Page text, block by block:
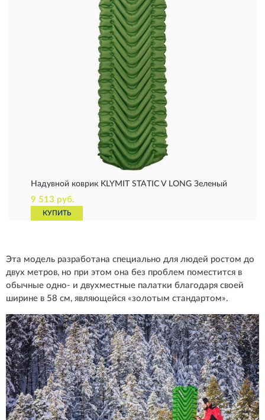
Надувной коврик KLYMIT STATIC V LONG Зеленый
9 513 руб.
КУПИТЬ
Эта модель разработана специально для людей ростом до
двух метров, но при этом она без проблем поместится в
обычные одно- и двухместные палатки благодаря своей
ширине в 58 см, являющейся «золотым стандартом».